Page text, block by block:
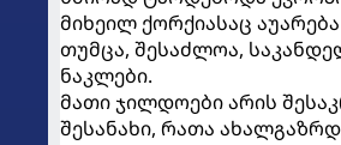
მიხეილ ქორქიასაც
თუმცა, შესაძლოა,
ნაკლები.
მათი ჯილდოები არის
შესანახი, რათა